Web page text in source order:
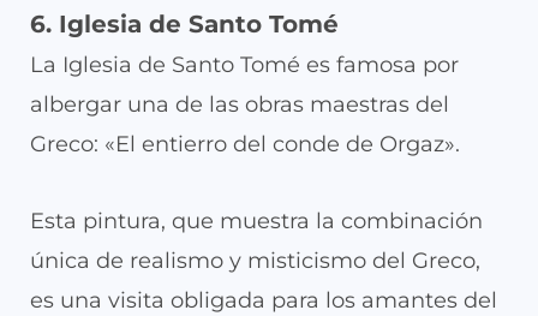
6. Iglesia de Santo Tomé
La Iglesia de Santo Tomé es famosa por
albergar una de las obras maestras del
Greco: «El entierro del conde de Orgaz».
Esta pintura, que muestra la combinación
única de realismo y misticismo del Greco,
es una visita obligada para los amantes del